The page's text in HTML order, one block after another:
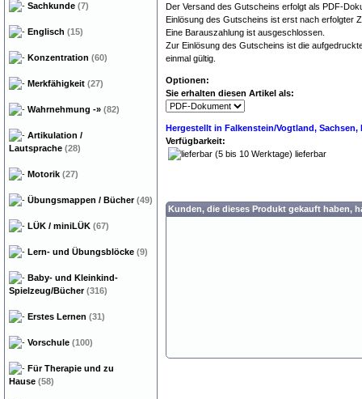
Der Versand des Gutscheins erfolgt als PDF-
Einlösung des Gutscheins ist erst nach erfolgter
Eine Barauszahlung ist ausgeschlossen.
Zur Einlösung des Gutscheins ist die
einmal gültig.
Optionen:
Sie erhalten diesen Artikel als:
Hergestellt in Falkenstein/Vogtland, Sachsen,
Verfügbarkeit:
lieferbar
Kunden, die dieses Produkt gekauft haben,
Sachkunde (7)
Englisch (15)
Konzentration (60)
Merkfähigkeit (27)
Wahrnehmung -» (82)
Artikulation /
Lautsprache (28)
Motorik (27)
Übungsmappen / Bücher(49)
LÜK / miniLÜK (67)
Lern- und Übungsblöcke (9)
Baby- und Kleinkind-
Spielzeug/Bücher(316)
Erstes Lernen (31)
Vorschule (100)
Für Therapie und zu
Hause (58)